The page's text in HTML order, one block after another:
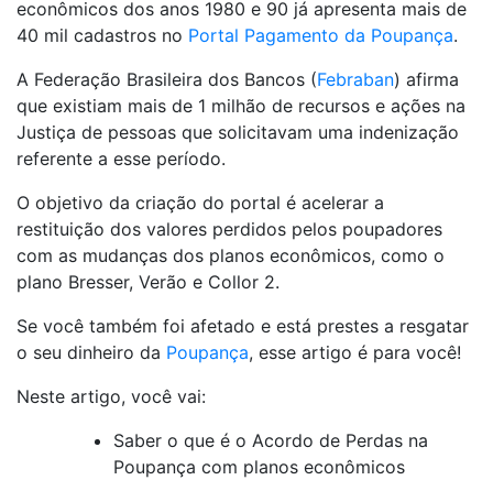
econômicos dos anos 1980 e 90 já apresenta mais de
40 mil cadastros no Portal Pagamento da Poupança.
A Federação Brasileira dos Bancos (Febraban) afirma
que existiam mais de 1 milhão de recursos e ações na
Justiça de pessoas que solicitavam uma indenização
referente a esse período.
O objetivo da criação do portal é acelerar a
restituição dos valores perdidos pelos poupadores
com as mudanças dos planos econômicos, como o
plano Bresser, Verão e Collor 2.
Se você também foi afetado e está prestes a resgatar
o seu dinheiro da Poupança, esse artigo é para você!
Neste artigo, você vai:
Saber o que é o Acordo de Perdas na
Poupança com planos econômicos